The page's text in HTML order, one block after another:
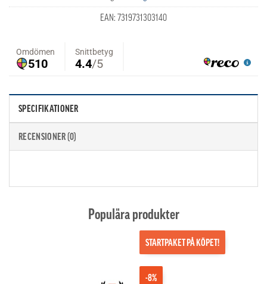
EAN: 7319731303140
SPECIFIKATIONER
RECENSIONER (0)
Populära produkter
-8%
STARTPAKET PÅ KÖPET!